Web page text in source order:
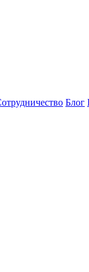
Блог